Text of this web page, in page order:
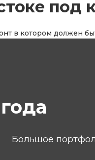
под
в котором должен
Большое